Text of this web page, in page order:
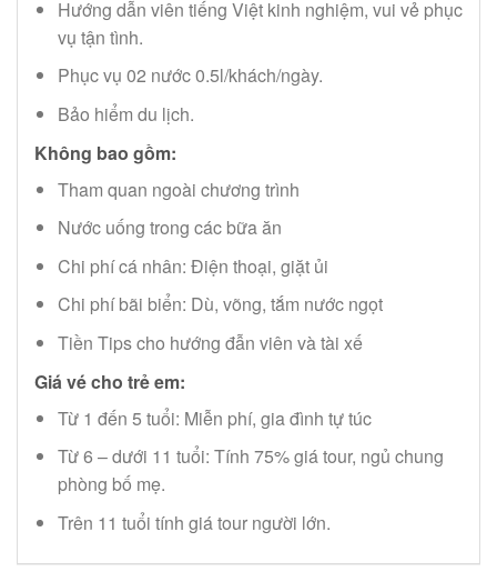
Hướng dẫn viên tiếng Việt kinh nghiệm, vui vẻ phục
vụ tận tình.
Phục vụ 02 nước 0.5l/khách/ngày.
Bảo hiểm du lịch.
Không bao gồm:
Tham quan ngoài chương trình
Nước uống trong các bữa ăn
Chi phí cá nhân: Điện thoại, giặt ủi
Chi phí bãi biển: Dù, võng, tắm nước ngọt
Tiền Tips cho hướng đẫn viên và tài xế
Giá vé cho trẻ em:
Từ 1 đến 5 tuổi: Miễn phí, gia đình tự túc
Từ 6 – dưới 11 tuổi: Tính 75% giá tour, ngủ chung
phòng bố mẹ.
Trên 11 tuổi tính giá tour người lớn.